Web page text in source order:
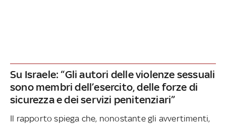
Su Israele: “Gli autori delle violenze sessuali
sono membri dell’esercito, delle forze di
sicurezza e dei servizi penitenziari”
Il rapporto spiega che, nonostante gli avvertimenti,